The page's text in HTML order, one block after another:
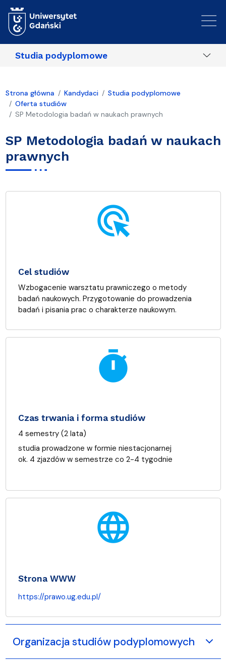
Studia podyplomowe
Strona główna Kandydaci
Studia podyplomowe
Oferta studiów
SP Metodologia badań w naukach prawnych
SP Metodologia badań w naukach
prawnych
ads_click
Cel studiów
Wzbogacenie warsztatu prawniczego o metody
badań naukowych. Przygotowanie do prowadzenia
badań i pisania prac o charakterze naukowym.
timer
Czas trwania i forma studiów
4 semestry (2 lata)
studia prowadzone w formie niestacjonarnej
ok. 4 zjazdów w semestrze co 2-4 tygodnie
language
Strona WWW
https://prawo.ug.edu.pl/
Organizacja studiów podyplomowych